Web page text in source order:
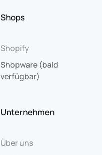
Shops
Shopify
Shopware (bald
verfügbar)
Unternehmen
Über uns